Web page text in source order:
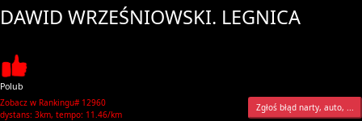
DAWID WRZEŚNIOWSKI. LEGNICA
Polub
Zobacz w Rankingu# 12960
dystans: 3km, tempo: 11.46/km
Zgłoś błąd narty, auto, ...